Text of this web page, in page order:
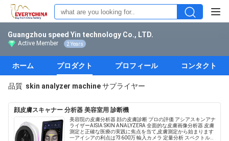
Guangzhou speed Yin technology Co., LTD.
Active Member 2 Years
ホーム プロダクト プロフィール コンタクト
品質 skin analyzer machineサプライヤー
顔皮膚スキャナー 分析器 美容室用 診断機
美容院の皮膚分析器 顔の皮膚診断 プロの評価 アシアスキンアナ
ライザーAISIA SKIN ANALYZERA 全面的な皮膚画像分析器 皮膚
測定と正確な医療の実践に焦点を当て,皮膚測定から始まります
一アイシアの利点は?3600万 輸入カメラ 定量分析 スペクトル画